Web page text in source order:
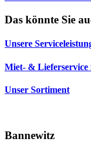
Das könnte Sie
Unsere
Miet- & Lieferservice
Unser Sortiment
Bannewitz